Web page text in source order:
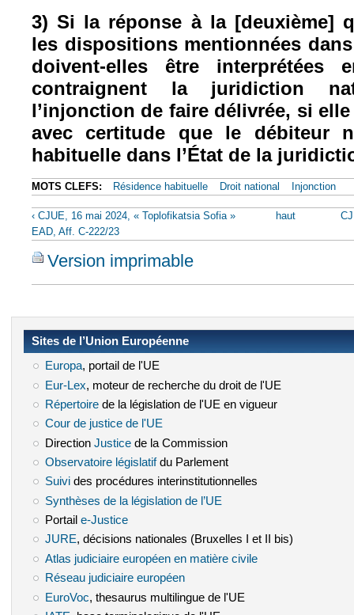
3) Si la réponse à la [deuxième]
les dispositions mentionnées
doivent-elles être interprétées
contraignent la juridiction
l’injonction de faire délivrée, si
avec certitude que le débiteur
habituelle dans l’État de la
MOTS CLEFS: Résidence habituelle Droit national Injonction
‹ CJUE, 16 mai 2024, « Toplofikatsia Sofia »
EAD, Aff. C-222/23
haut
Version imprimable
Sites de l’Union Européenne
Europa(le lien est externe)
, portail de l'UE
Eur-Lex (le lien est externe)
, moteur de recherche du droit de l'UE
Répertoire(le lien est externe)
de la législation de l'UE en vigueur
Cour de justice de l'UE
Direction Justice(le lien est externe)
de la Commission
Observatoire législatif(le lien est externe)
du Parlement
Suivi(le lien est externe)
des procédures interinstitutionnelles
Synthèses de la législation de l’UE
Portail e-Justice(le lien est externe)
JURE(le lien est externe)
, décisions nationales (Bruxelles I et II bis)
Atlas judiciaire européen en matière civile(le lien est externe)
Réseau judiciaire européen(le lien est externe)
EuroVoc (le lien est externe)
, thesaurus multilingue de l'UE